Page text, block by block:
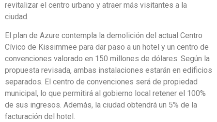
revitalizar el centro urbano y atraer más visitantes a la
ciudad.
El plan de Azure contempla la demolición del actual Centro
Cívico de Kissimmee para dar paso a un hotel y un centro de
convenciones valorado en 150 millones de dólares. Según la
propuesta revisada, ambas instalaciones estarán en edificios
separados. El centro de convenciones será de propiedad
municipal, lo que permitirá al gobierno local retener el 100%
de sus ingresos. Además, la ciudad obtendrá un 5% de la
facturación del hotel.